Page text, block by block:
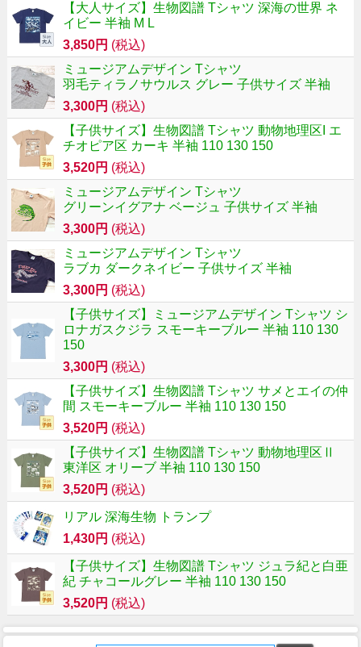
【大人サイズ】生物図譜 Tシャツ 深海の世界 ネ
イビー 半袖 M L
3,850円 (税込)
ミュージアムデザイン Tシャツ
羽毛ティラノサウルス グレー 子供サイズ 半袖
3,300円 (税込)
【子供サイズ】生物図譜 Tシャツ 動物地理区I エ
チオピア区 カーキ 半袖 110 130 150
3,520円 (税込)
ミュージアムデザイン Tシャツ
グリーンイグアナ ベージュ 子供サイズ 半袖
3,300円 (税込)
ミュージアムデザイン Tシャツ
ラブカ ダークネイビー 子供サイズ 半袖
3,300円 (税込)
【子供サイズ】ミュージアムデザイン Tシャツ シ
ロナガスクジラ スモーキーブルー 半袖 110 130
150
3,300円 (税込)
【子供サイズ】生物図譜 Tシャツ サメとエイの仲
間 スモーキーブルー 半袖 110 130 150
3,520円 (税込)
【子供サイズ】生物図譜 Tシャツ 動物地理区Ⅱ
東洋区 オリーブ 半袖 110 130 150
3,520円 (税込)
リアル 深海生物 トランプ
1,430円 (税込)
【子供サイズ】生物図譜 Tシャツ ジュラ紀と白亜
紀 チャコールグレー 半袖 110 130 150
3,520円 (税込)